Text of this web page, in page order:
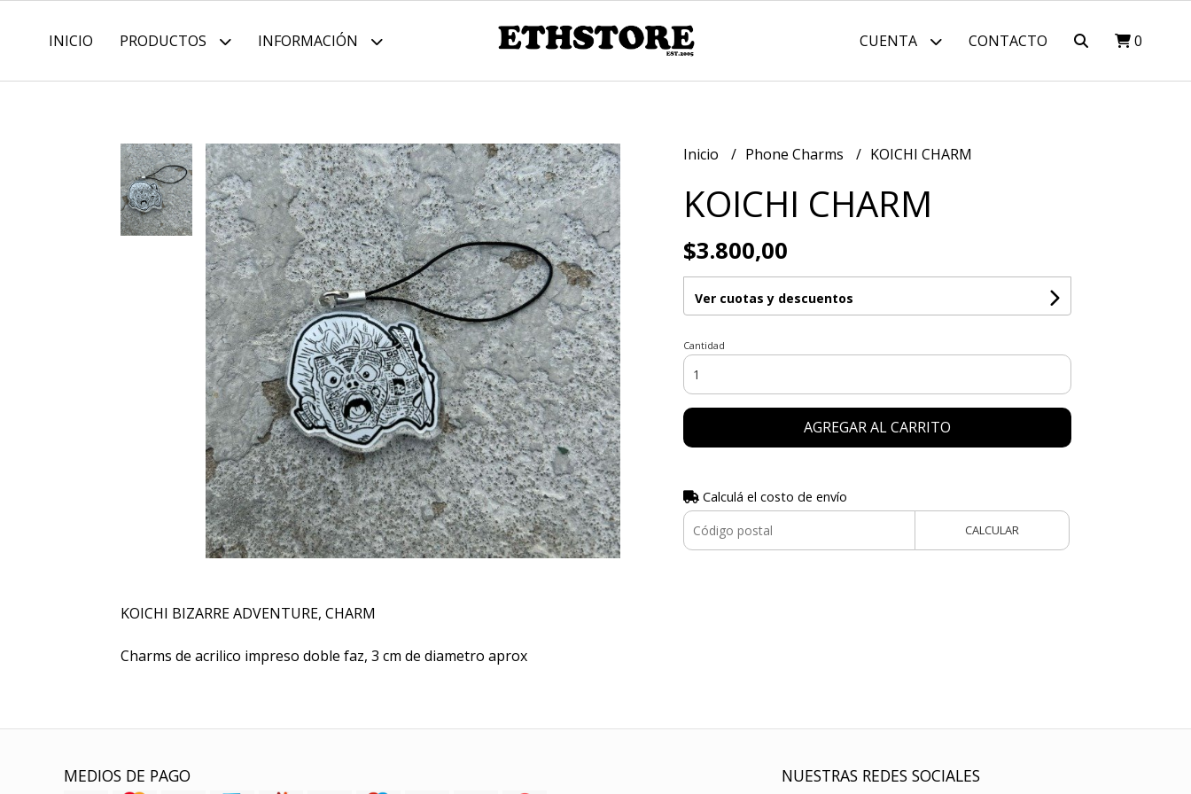
INICIO PRODUCTOS INFORMACIÓN CUENTA CONTACTO 0
KOICHI BIZARRE ADVENTURE, CHARM
Charms de acrilico impreso doble faz, 3 cm de diametro aprox
Inicio Phone Charms KOICHI CHARM
KOICHI CHARM
$3.800,00
Ver cuotas y descuentos
Cantidad
AGREGAR AL CARRITO
Calculá el costo de envío
CALCULAR
MEDIOS DE PAGO NUESTRAS REDES SOCIALES